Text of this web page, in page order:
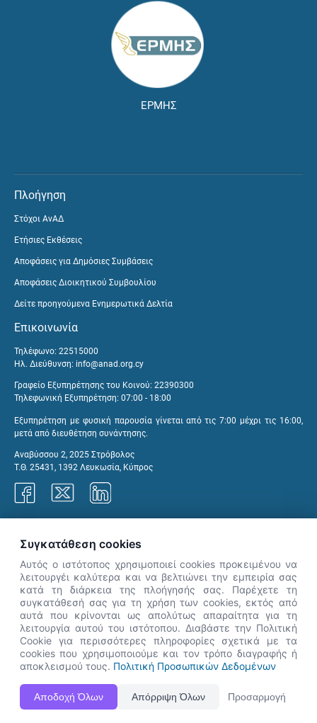
ΕΡΜΗΣ
Πλοήγηση
Στόχοι ΑνΑΔ
Ετήσιες Εκθέσεις
Αποφάσεις για Δημόσιες Συμβάσεις
Αποφάσεις Διοικητικού Συμβουλίου
Δείτε προηγούμενα Ενημερωτικά Δελτία
Επικοινωνία
Τηλέφωνο: 22515000
Ηλ. Διεύθυνση: info@anad.org.cy
Γραφείο Εξυπηρέτησης του Κοινού: 22390300
Τηλεφωνική Εξυπηρέτηση: 07:00 - 18:00
Εξυπηρέτηση με φυσική παρουσία γίνεται από τις 7:00 μέχρι τις 16:00,
μετά από διευθέτηση συνάντησης.
Αναβύσσου 2, 2025 Στρόβολος
Τ.Θ. 25431, 1392 Λευκωσία, Κύπρος
Η Ιστοσελίδα ΑνΑΔ είναι πλήρως συμβατή με τις νεότερες εκδόσεις, Google Chrome, Mozilla Firefox,
Apple Safari καθώς και Internet Explorer.
👋 Καλώς ήρθες! Είμαι η Νόησις.
Πες μου πώς μπορώ να σε βοηθήσω
σήμερα.
Συγκατάθεση cookies
Αυτός ο ιστότοπος χρησιμοποιεί cookies προκειμένου να
λειτουργέι καλύτερα και να βελτιώνει την εμπειρία σας
κατά τη διάρκεια της πλοήγησής σας. Παρέχετε τη
συγκατάθεσή σας για τη χρήση των cookies, εκτός από
αυτά που κρίνονται ως απολύτως απαραίτητα για τη
λειτουργία αυτού του ιστότοπου. Διαβάστε την Πολιτική
Cookie για περισσότερες πληροφορίες σχετικά με τα
cookies που χρησιμοποιούμε και τον τρόπο διαγραφής ή
αποκλεισμού τους. Πολιτική Προσωπικών Δεδομένων
Αποδοχή Όλων Απόρριψη Όλων Προσαρμογή